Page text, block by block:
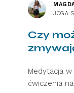
JOGA
Czy
Medytacja
ćwiczenia